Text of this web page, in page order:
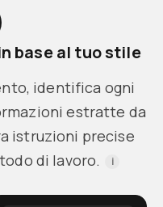
base al tuo stile
identifica ogni
estratte da
istruzioni precise
di lavoro.
i